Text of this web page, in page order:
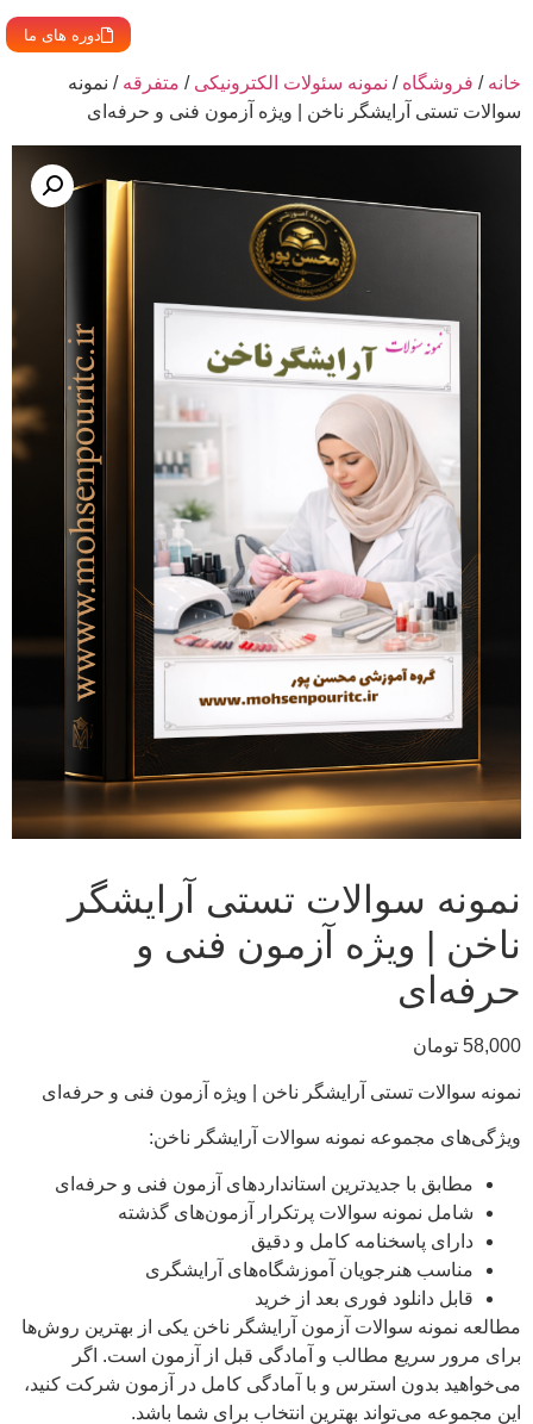
دوره های ما
خانه / فروشگاه / نمونه سئولات الکترونیکی / متفرقه / نمونه
سوالات تستی آرایشگر ناخن | ویژه آزمون فنی و حرفه‌ای
نمونه سوالات تستی آرایشگر
ناخن | ویژه آزمون فنی و
حرفه‌ای
58,000 تومان
نمونه سوالات تستی آرایشگر ناخن | ویژه آزمون فنی و حرفه‌ای
ویژگی‌های مجموعه نمونه سوالات آرایشگر ناخن:
مطابق با جدیدترین استانداردهای آزمون فنی و حرفه‌ای
شامل نمونه سوالات پرتکرار آزمون‌های گذشته
دارای پاسخنامه کامل و دقیق
مناسب هنرجویان آموزشگاه‌های آرایشگری
قابل دانلود فوری بعد از خرید
مطالعه نمونه سوالات آزمون آرایشگر ناخن یکی از بهترین روش‌ها
برای مرور سریع مطالب و آمادگی قبل از آزمون است. اگر
می‌خواهید بدون استرس و با آمادگی کامل در آزمون شرکت کنید،
این مجموعه می‌تواند بهترین انتخاب برای شما باشد.